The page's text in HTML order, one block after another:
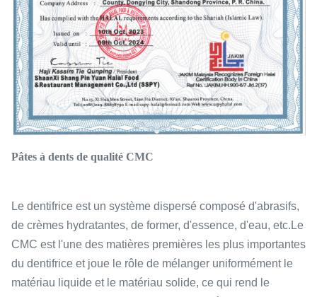
Pâtes à dents de qualité CMC
Le dentifrice est un système dispersé composé d'abrasifs,
de crèmes hydratantes, de former, d'essence, d'eau, etc.Le
CMC est l'une des matières premières les plus importantes
du dentifrice et joue le rôle de mélanger uniformément le
matériau liquide et le matériau solide, ce qui rend le